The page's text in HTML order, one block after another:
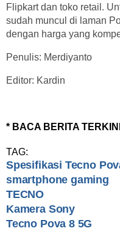
Flipkart dan toko retail.
sudah muncul di laman
dengan harga yang
Penulis: Merdiyanto
Editor: Kardin
* BACA BERITA
TAG:
Spesifikasi Tecno
smartphone gaming
TECNO
Kamera Sony
Tecno Pova 8 5G